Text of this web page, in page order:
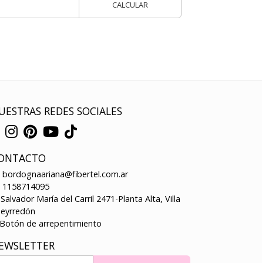
CALCULAR
REDES SOCIALES
bordognaariana@fibertel.com.ar
1158714095
Salvador María del Carril 2471-Planta Alta, Villa
Botón de arrepentimiento